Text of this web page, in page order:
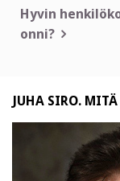
selaus
Hyvin
onni?
JUHA SIRO.